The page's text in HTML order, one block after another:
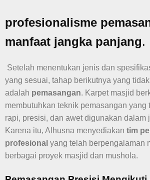
profesionalisme
manfaat jangka panjang.
Setelah menentukan jenis dan
yang sesuai, tahap berikutnya yang
adalah pemasangan. Karpet masjid
membutuhkan teknik pemasangan yang
rapi, presisi, dan awet digunakan dalam
Karena itu, Alhusna menyediakan tim
profesional yang telah berpengalaman
berbagai proyek masjid dan mushola.